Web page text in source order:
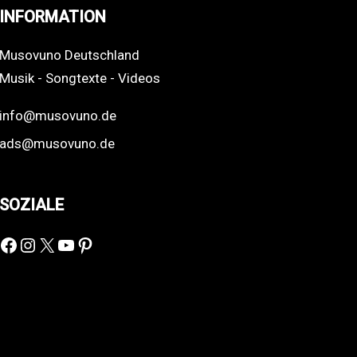
INFORMATION
Musovuno Deutschland
Musik - Songtexte - Videos
info@musovuno.de
ads@musovuno.de
SOZIALE
Facebook
Instagram
X YouTube
Pinterest